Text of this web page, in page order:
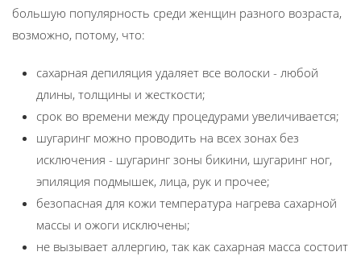
большую популярность среди женщин разного возраста,
возможно, потому, что:
сахарная депиляция удаляет все волоски - любой
длины, толщины и жесткости;
срок во времени между процедурами увеличивается;
шугаринг можно проводить на всех зонах без
исключения - шугаринг зоны бикини, шугаринг ног,
эпиляция подмышек, лица, рук и прочее;
безопасная для кожи температура нагрева сахарной
массы и ожоги исключены;
не вызывает аллергию, так как сахарная масса состоит